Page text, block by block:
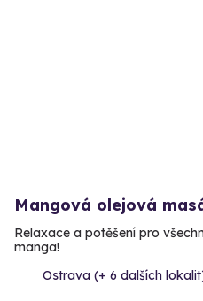
Mangová olejová
Relaxace a potěšení pro
manga!
Ostrava (+ 6 dalších